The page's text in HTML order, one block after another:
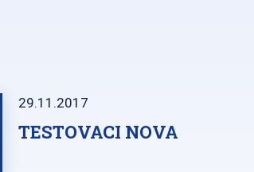
29.11.2017
TESTOVACI NOVA